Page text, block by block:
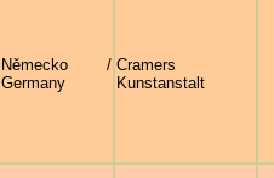
Německo /
Germany
Cramers
Kunstanstalt